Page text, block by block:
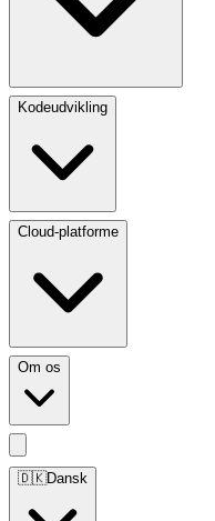
Kodeudvikling
Cloud-platforme
Om os
🇩🇰Dansk